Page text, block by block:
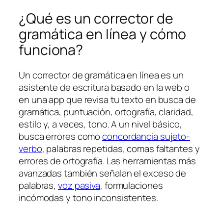
¿Qué es un corrector de
gramática en línea y cómo
funciona?
Un corrector de gramática en línea es un
asistente de escritura basado en la web o
en una app que revisa tu texto en busca de
gramática, puntuación, ortografía, claridad,
estilo y, a veces, tono. A un nivel básico,
busca errores comoconcordancia sujeto-
verbo, palabras repetidas, comas faltantes y
errores de ortografía. Las herramientas más
avanzadas también señalan el exceso de
palabras,voz pasiva, formulaciones
incómodas y tono inconsistentes.